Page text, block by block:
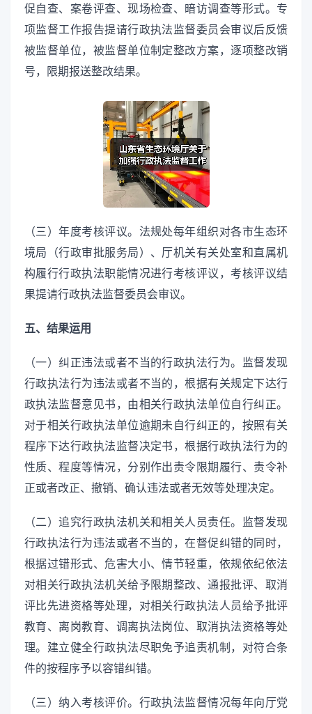
促自查、案卷评查、现场检查、暗访调查等形式。专
项监督工作报告提请行政执法监督委员会审议后反馈
被监督单位，被监督单位制定整改方案，逐项整改销
号，限期报送整改结果。
（三）年度考核评议。法规处每年组织对各市生态环
境局（行政审批服务局）、厅机关有关处室和直属机
构履行行政执法职能情况进行考核评议，考核评议结
果提请行政执法监督委员会审议。
五、结果运用
（一）纠正违法或者不当的行政执法行为。监督发现
行政执法行为违法或者不当的，根据有关规定下达行
政执法监督意见书，由相关行政执法单位自行纠正。
对于相关行政执法单位逾期未自行纠正的，按照有关
程序下达行政执法监督决定书，根据行政执法行为的
性质、程度等情况，分别作出责令限期履行、责令补
正或者改正、撤销、确认违法或者无效等处理决定。
（二）追究行政执法机关和相关人员责任。监督发现
行政执法行为违法或者不当的，在督促纠错的同时，
根据过错形式、危害大小、情节轻重，依规依纪依法
对相关行政执法机关给予限期整改、通报批评、取消
评比先进资格等处理，对相关行政执法人员给予批评
教育、离岗教育、调离执法岗位、取消执法资格等处
理。建立健全行政执法尽职免予追责机制，对符合条
件的按程序予以容错纠错。
（三）纳入考核评价。行政执法监督情况每年向厅党